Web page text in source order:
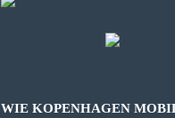
WIE KOPENHAGEN